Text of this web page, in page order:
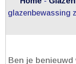
glazenbewassing
Ben je